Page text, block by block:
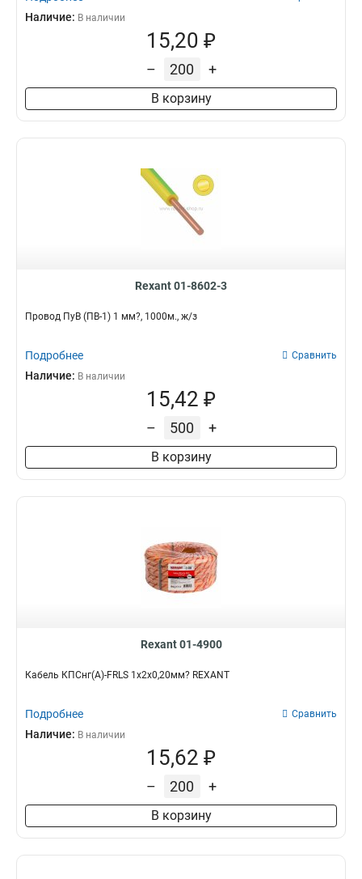
Наличие: В наличии
15,20 ₽
– +
В корзину
Rexant 01-8602-3
Провод ПуВ (ПВ-1) 1 мм?, 1000м., ж/з
Подробнее Сравнить
Наличие: В наличии
15,42 ₽
– +
В корзину
Rexant 01-4900
Кабель КПСнг(А)-FRLS 1x2x0,20мм? REXANT
Подробнее Сравнить
Наличие: В наличии
15,62 ₽
– +
В корзину